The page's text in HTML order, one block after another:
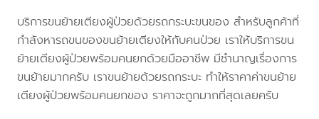
บริการขนย้ายเตียงผู้ป่วยด้วยรถกระบะขนของ สำหรับลูกค้าที่
กำลังหารถขนของขนย้ายเตียงให้กับคนป่วย เราให้บริการขน
ย้ายเตียงผู้ป่วยพร้อมคนยกด้วยมืออาชีพ มีชำนาญเรื่องการ
ขนย้ายมากครับ เราขนย้ายด้วยรถกระบะ ทำให้ราคาค่าขนย้าย
เตียงผู้ป่วยพร้อมคนยกของ ราคาจะถูกมากที่สุดเลยครับ